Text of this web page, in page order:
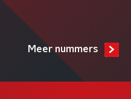
Meer nummers